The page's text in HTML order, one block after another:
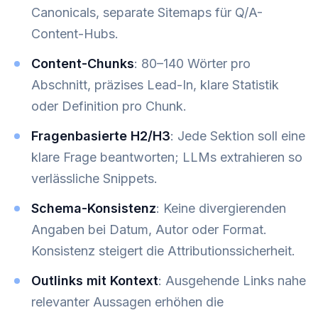
Canonicals, separate Sitemaps für Q/A-
Content-Hubs.
Content-Chunks: 80–140 Wörter pro
Abschnitt, präzises Lead-In, klare Statistik
oder Definition pro Chunk.
Fragenbasierte H2/H3: Jede Sektion soll eine
klare Frage beantworten; LLMs extrahieren so
verlässliche Snippets.
Schema-Konsistenz: Keine divergierenden
Angaben bei Datum, Autor oder Format.
Konsistenz steigert die Attributionssicherheit.
Outlinks mit Kontext: Ausgehende Links nahe
relevanter Aussagen erhöhen die